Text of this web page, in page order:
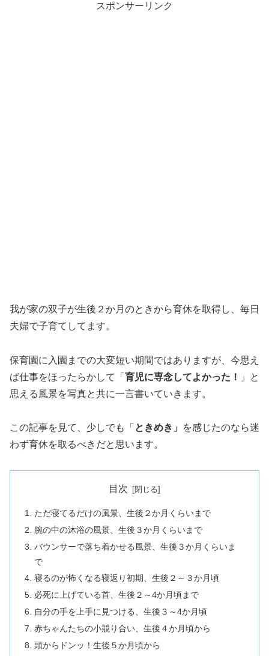
スポンサーリンク
我が家の双子が生後２か月のときから育休を取得し、毎日
夫婦で子育てしてます。
保育園に入園までの大変短い期間ではありますが、今思え
ば仕事をほったらかして「 育児に専念してよかった！
」と
思える風景を写真と共に一言書いていきます。
この記事を見て、少しでも「 ときめき」
を感じたのなら迷
わず育休を取るべきだと思います。
目次
ただ寝てるだけの風景、生後２か月くらいまで
腕の中の沐浴の風景、生後３か月くらいまで
バウンサーで落ち着かせる風景、生後３か月くらいま
で
寝るのが怖くなる寝返り初期、生後２～３か月頃
必死に上げている首、生後２～4か月頃まで
自分の手を上手に見つける、生後３～4か月頃
赤ちゃんたちの小競り合い、生後４か月頃から
頭からドンッ！生後５か月頃から